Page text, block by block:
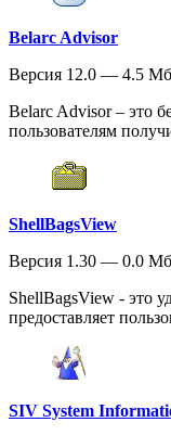
Belarc Advisor
Версия 12.0 — 4.5 Мб
Belarc Advisor – это
пользователям
ShellBagsView
Версия 1.30 — 0.0 Мб
ShellBagsView - это
предоставляет
SIV System